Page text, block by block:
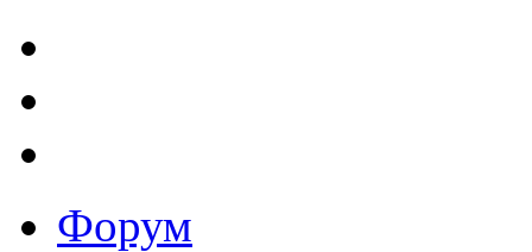
Форум